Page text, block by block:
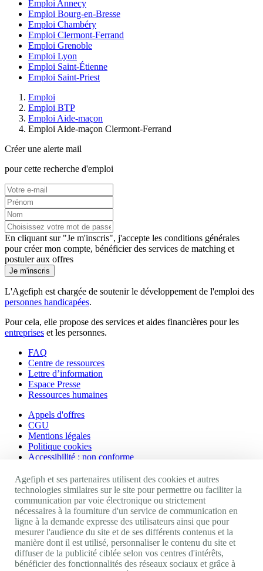
Emploi Annecy
Emploi Bourg-en-Bresse
Emploi Chambéry
Emploi Clermont-Ferrand
Emploi Grenoble
Emploi Lyon
Emploi Saint-Étienne
Emploi Saint-Priest
Emploi
Emploi BTP
Emploi Aide-maçon
Emploi Aide-maçon Clermont-Ferrand
Créer une alerte mail
pour cette recherche d'emploi
En cliquant sur "Je m'inscris", j'accepte les conditions générales
pour créer mon compte, bénéficier des services de matching et
postuler aux offres
Je m'inscris
L'Agefiph est chargée de soutenir le développement de l'emploi des
personnes handicapées.
Pour cela, elle propose des services et aides financières pour les
entreprises et les personnes.
FAQ
Centre de ressources
Lettre d’information
Espace Presse
Ressources humaines
Appels d'offres
CGU
Mentions légales
Politique cookies
Accessibilité : non conforme
Nos autres sites
Site portail Agefiph
Activateur de progrès
Handinnov
Innovation et recherche
Université du RRH
Service AppuiPro
Agefiph et ses partenaires utilisent des cookies et autres
technologies similaires sur le site pour permettre ou faciliter la
communication par voie électronique ou strictement
nécessaires à la fourniture d'un service de communication en
ligne à la demande expresse des utilisateurs ainsi que pour
mesurer l'audience du site et de ses différents contenus et la
manière dont il est utilisé, personnaliser le contenu du site et
diffuser de la publicité ciblée selon vos centres d'intérêts,
bénéficier des fonctionnalités des réseaux sociaux et grâce à